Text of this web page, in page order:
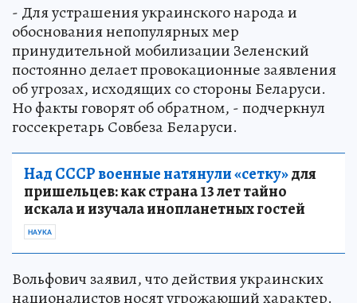
- Для устрашения украинского народа и
обоснования непопулярных мер
принудительной мобилизации Зеленский
постоянно делает провокационные заявления
об угрозах, исходящих со стороны Беларуси.
Но факты говорят об обратном, - подчеркнул
госсекретарь Совбеза Беларуси.
Над СССР военные натянули «сетку»для
пришельцев: как страна 13 лет тайно
искала и изучала инопланетных гостей
НАУКА
Вольфович заявил, что действия украинских
националистов носят угрожающий характер.